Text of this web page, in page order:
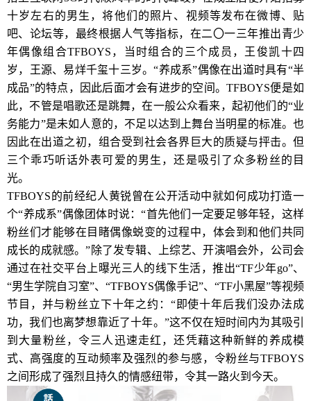
十岁左右的男生，将他们的照片、视频等发布在微博、贴
吧、论坛等，最终根据人气等指标，在二〇一三年推出青少
年偶像组合TFBOYS，当时组合的三个成员，王俊凯十四
岁，王源、易烊千玺十三岁。“养成系”偶像在出道时具有“半
成品”的特点，因此后面才会有进步的空间。TFBOYS便是如
此，不管是唱歌还是跳舞，在一般公众看来，起初他们的“业
务能力”是未如人意的，不足以达到上舞台当明星的标准。也
因此在出道之初，组合受到社会各界巨大的质疑与抨击。但
三个乖巧听话外表可爱的男生，还是吸引了众多粉丝的目
光。
TFBOYS的前经纪人黄锐曾在公开活动中就如何成功打造一
个“养成系”偶像团体时说：“首先他们一定要足够年轻，这样
粉丝们才能够在目睹偶像蜕变的过程中，体会到和他们共同
成长的成就感。”除了发专辑、上综艺、开演唱会外，公司会
通过在社交平台上曝光三人的线下生活，推出“TF少年go”、
“男生学院自习室”、“TFBOYS偶像手记”、“TF小黑屋”等视频
节目，并与粉丝立下十年之约：“即使十年后我们没办法成
功，我们也离梦想靠近了十年。”这不仅在短时间内为其吸引
到大量粉丝，令三人迅速走红，还凭藉这种新鲜的养成模
式、高强度的互动频率及强烈的参与感，令粉丝与TFBOYS
之间形成了强烈且持久的情感纽带，令其一路火到今天。